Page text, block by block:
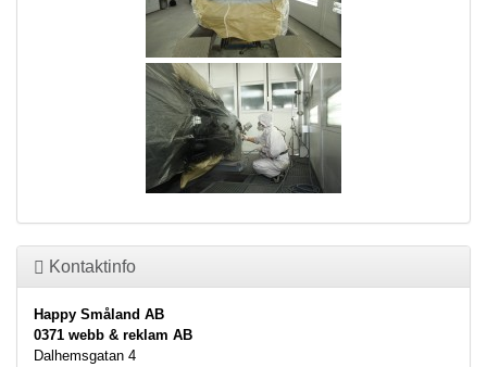
Kontaktinfo
Happy Småland AB
0371 webb & reklam AB
Dalhemsgatan 4